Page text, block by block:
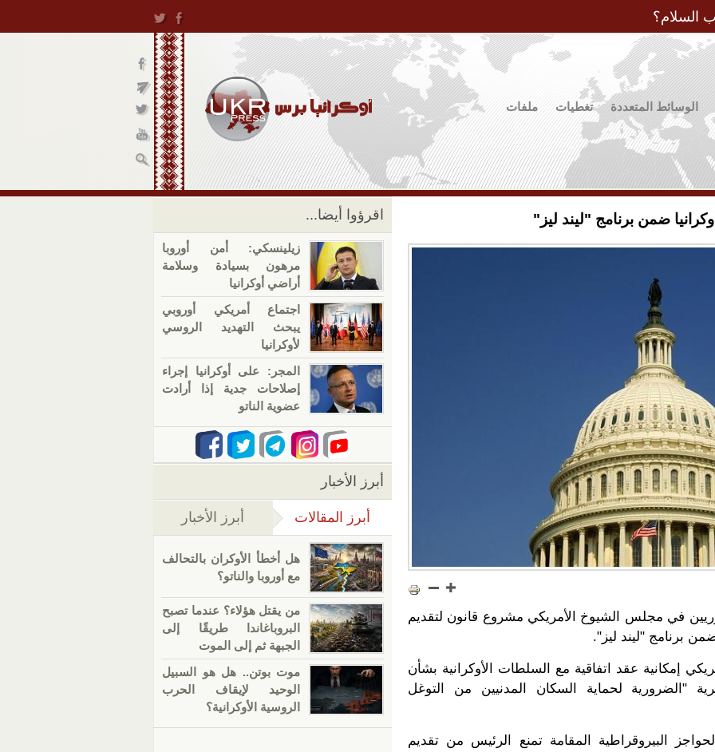
السلام؟
الوسائط المتعددة تغطيات ملفات
ضمن برنامج "ليند ليز"
في مجلس الشيوخ الأمريكي مشروع قانون لتقديم
برنامج "ليند ليز".
إمكانية عقد اتفاقية مع السلطات الأوكرانية بشأن
"الضرورية لحماية السكان المدنيين من التوغل
البيروقراطية المقامة تمنع الرئيس من تقديم
اقرؤوا أيضا...
زيلينسكي: أمن أوروبا
مرهون بسيادة وسلامة
أراضي أوكرانيا
اجتماع أمريكي أوروبي
يبحث التهديد الروسي
لأوكرانيا
المجر: على أوكرانيا إجراء
إصلاحات جدية إذا أرادت
عضوية الناتو
أبرز الأخبار
أبرز المقالات (علامة التبويب النشطة)
أبرز الأخبار
هل أخطأ الأوكران بالتحالف
مع أوروبا والناتو؟
من يقتل هؤلاء؟ عندما تصبح
البروباغاندا طريقًا إلى
الجبهة ثم إلى الموت
موت بوتن.. هل هو السبيل
الوحيد لإيقاف الحرب
الروسية الأوكرانية؟